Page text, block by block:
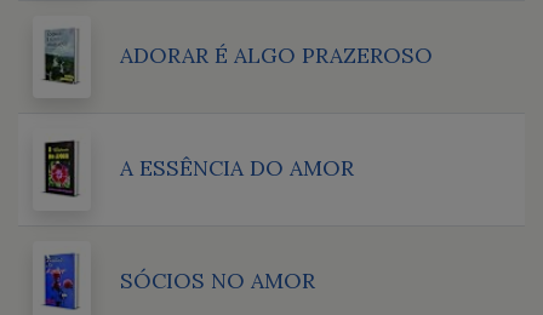
ADORAR É ALGO PRAZEROSO
A ESSÊNCIA DO AMOR
SÓCIOS NO AMOR